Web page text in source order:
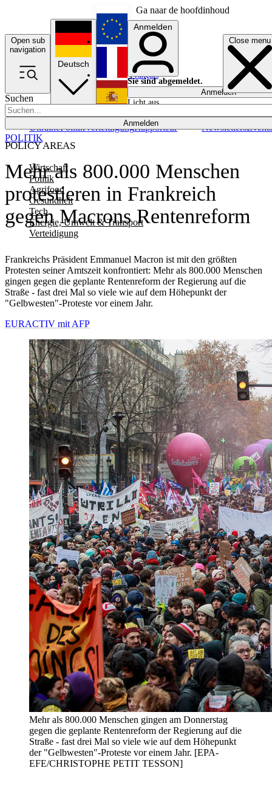
Ga naar de hoofdinhoud
Open sub
navigation
Close menu
Suchen
Anmelden
POLICY AREAS
Wirtschaft
Politik
Agrifood
Gesundheit
Tech
Energie, Umwelt & Transport
Verteidigung
UkrainePolitikVerteidigungRapporteur NewslettersEvents
Deutsch
English
Français
Anmelden
Sie sind abgemeldet.
Anmelden
Licht aus
Mehr als 800.000 Menschen
protestieren in Frankreich
gegen Macrons Rentenreform
Frankreichs Präsident Emmanuel Macron ist mit den größten
Protesten seiner Amtszeit konfrontiert: Mehr als 800.000 Menschen
gingen gegen die geplante Rentenreform der Regierung auf die
Straße - fast drei Mal so viele wie auf dem Höhepunkt der
"Gelbwesten"-Proteste vor einem Jahr.
POLITIK
EURACTIV mit AFP
Mehr als 800.000 Menschen gingen am Donnerstag
gegen die geplante Rentenreform der Regierung auf die
Straße - fast drei Mal so viele wie auf dem Höhepunkt
der "Gelbwesten"-Proteste vor einem Jahr. [EPA-
EFE/CHRISTOPHE PETIT TESSON]